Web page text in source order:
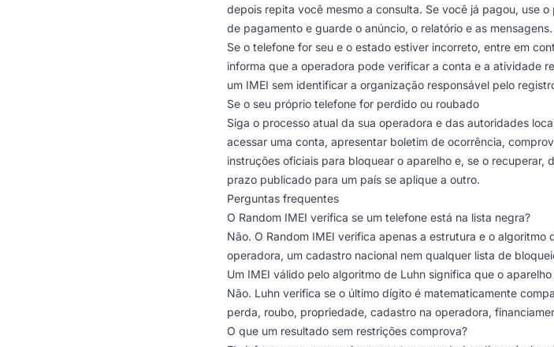
depois repita você mesmo a consulta. Se você já pagou, use
de pagamento e guarde o anúncio, o relatório e as mensagens.
Se o telefone for seu e o estado estiver incorreto, entre em
informa que a operadora pode verificar a conta e a atividade
um IMEI sem identificar a organização responsável pelo
Se o seu próprio telefone for perdido ou roubado
Siga o processo atual da sua operadora e das autoridades
acessar uma conta, apresentar boletim de ocorrência,
instruções oficiais para bloquear o aparelho e, se o
prazo publicado para um país se aplique a outro.
Perguntas frequentes
O Random IMEI verifica se um telefone está na lista negra?
Não. O Random IMEI verifica apenas a estrutura e o algoritmo
operadora, um cadastro nacional nem qualquer lista de
Um IMEI válido pelo algoritmo de Luhn significa que o
Não. Luhn verifica se o último dígito é matematicamente
perda, roubo, propriedade, cadastro na operadora,
O que um resultado sem restrições comprova?